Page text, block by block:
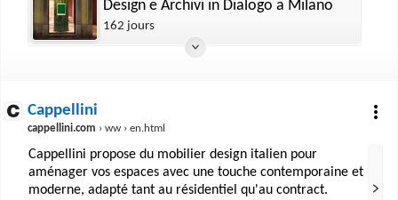
Design e Archivi in Dialogo a Milano
162 jours
Cappellini
cappellini.com › ww › en.html
Cappellini propose du mobilier design italien pour
aménager vos espaces avec une touche contemporaine et
moderne, adapté tant au résidentiel qu'au contract.